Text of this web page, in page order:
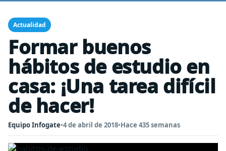
Actualidad
Formar buenos
hábitos de estudio en
casa: ¡Una tarea difícil
de hacer!
Equipo Infogate•4 de abril de 2018•Hace 435 semanas